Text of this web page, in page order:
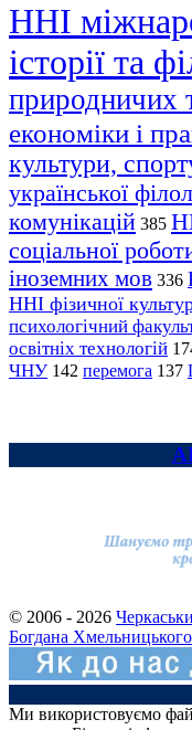
ННІ
історії та
природничих
економіки і
культури,
української
комунікацій 385
соціальної
іноземних мов 336
ННІ фізичної
психологічний
освітніх технологій
ЧНУ 142 перемога 137
© 2006 - 2026
Богдана Хмельницького
Ми використовуємо